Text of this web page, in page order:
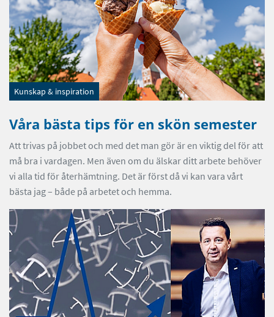
Kunskap & inspiration
Våra bästa tips för en skön semester
Att trivas på jobbet och med det man gör är en viktig del för att
må bra i vardagen. Men även om du älskar ditt arbete behöver
vi alla tid för återhämtning. Det är först då vi kan vara vårt
bästa jag – både på arbetet och hemma.